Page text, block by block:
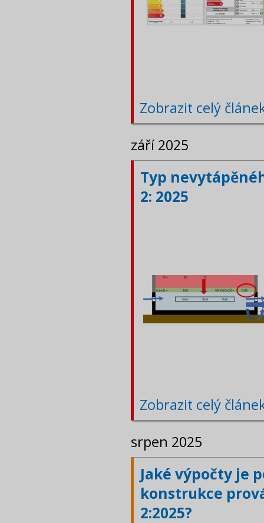
Zobrazit celý
září 2025
Typ
2: 2025
Zobrazit celý
srpen 2025
Jaké výpočty je
konstrukce
2:2025?